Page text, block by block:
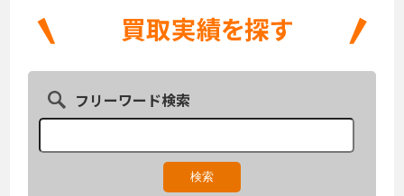
フリーワード検索